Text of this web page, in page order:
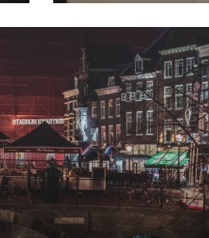
Onze makelaars
houden je op de
de koopakte zijn
onze service.